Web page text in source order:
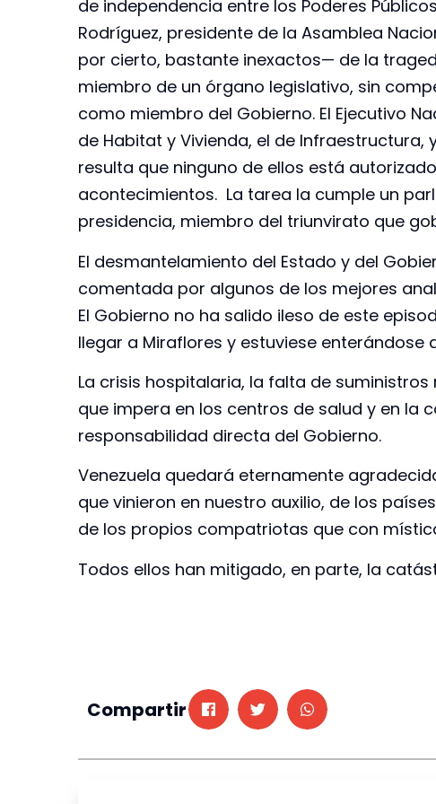
de independencia entre los Poderes
Rodríguez, presidente de la Asamblea
por cierto, bastante inexactos— de la
miembro de un órgano legislativo, sin
como miembro del Gobierno. El Ejecutivo
de Habitat y Vivienda, el de Infraestructura,
resulta que ninguno de ellos está
acontecimientos. La tarea la cumple un
presidencia, miembro del triunvirato que
El desmantelamiento del Estado y del
comentada por algunos de los mejores
El Gobierno no ha salido ileso de este
llegar a Miraflores y estuviese enterándose
La crisis hospitalaria, la falta de
que impera en los centros de salud y en la
responsabilidad directa del Gobierno.
Venezuela quedará eternamente
que vinieron en nuestro auxilio, de los
de los propios compatriotas que con
Todos ellos han mitigado, en parte, la
Compartir